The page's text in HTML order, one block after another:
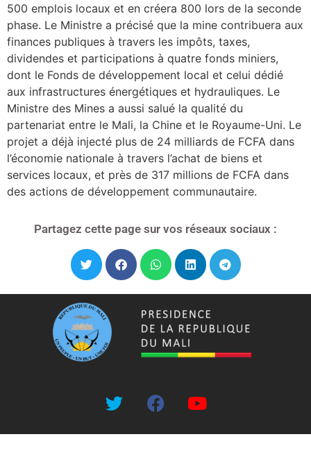
500 emplois locaux et en créera 800 lors de la seconde
phase. Le Ministre a précisé que la mine contribuera aux
finances publiques à travers les impôts, taxes,
dividendes et participations à quatre fonds miniers,
dont le Fonds de développement local et celui dédié
aux infrastructures énergétiques et hydrauliques. Le
Ministre des Mines a aussi salué la qualité du
partenariat entre le Mali, la Chine et le Royaume-Uni. Le
projet a déjà injecté plus de 24 milliards de FCFA dans
l’économie nationale à travers l’achat de biens et
services locaux, et près de 317 millions de FCFA dans
des actions de développement communautaire.
Partagez cette page sur vos réseaux sociaux :